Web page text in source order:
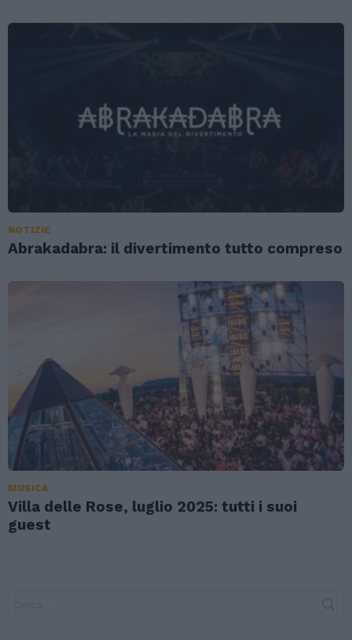
NOTIZIE
Abrakadabra: il divertimento tutto compreso
MUSICA
Villa delle Rose, luglio 2025: tutti i suoi
guest